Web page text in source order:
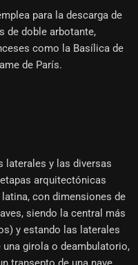
para la descarga de
de doble arbotante,
como la Basílica de
de París.
laterales y las diversas
arquitectónicas
con dimensiones de
siendo la central más
y estando las laterales
girola o deambulatorio,